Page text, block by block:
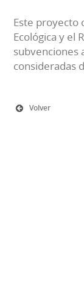
Este proyecto
Ecológica y el
subvenciones
consideradas
Volver